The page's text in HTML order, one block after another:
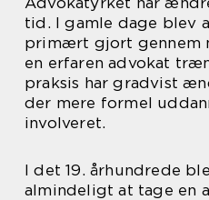
tid. I gamle dage blev
primært gjort gennem
en erfaren advokat
praksis har gradvist
der mere formel
involveret.
I det 19. århundrede
almindeligt at tage en